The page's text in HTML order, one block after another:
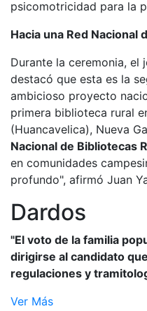
psicomotricidad para la
Hacia una Red Nacional
Durante la ceremonia, el
destacó que esta es la
ambicioso proyecto
primera biblioteca rural
(Huancavelica), Nueva
Nacional de Bibliotecas
en comunidades
profundo", afirmó Juan
Dardos
"El voto de la familia
dirigirse al candidato
regulaciones y
Ver Más